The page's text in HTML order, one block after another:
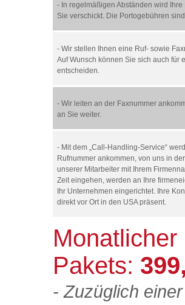
- In regelmäßigen Abständen wird
Sie verschickt. Die Portogebühren
- Wir stellen Ihnen eine Ruf- sowie
Auf Wunsch können Sie sich auch für
entscheiden.
- Wir leiten an der Faxnummer
an Sie weiter.
- Mit dem „Call-Handling-Service“
Rufnummer ankommen, von uns in
unserer Mitarbeiter mit Ihrem
Zeit eingehen, werden an Ihre
Ihr Unternehmen eingerichtet. Ihre
direkt vor Ort in den USA präsent.
Pakets:
- Zuzüglich